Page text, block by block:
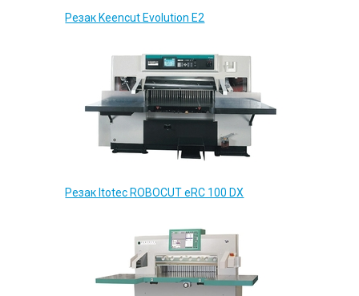
Резак Keencut Evolution E2
Резак Itotec ROBOCUT eRC 100 DX